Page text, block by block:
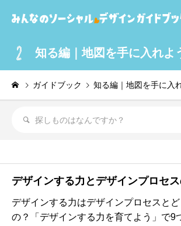
知る編｜地図を手に入れよ
ガイドブック 知る編｜地図を手に入
デザインする力とデザインプロセ
デザインする力はデザインプロセスと
の？「デザインする力を育てよう」で9